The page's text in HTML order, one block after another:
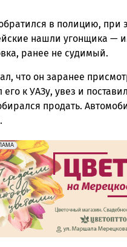
в полицию, при
нашли угонщика —
ранее не судимый.
что он заранее
к УАЗу, увез и
продать.